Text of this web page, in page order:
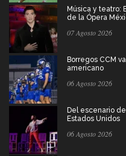
Música y teatro:
de la Ópera
07 Agosto 2026
Borregos CCM
americano
06 Agosto 2026
Del escenario
Estados Unidos
06 Agosto 2026